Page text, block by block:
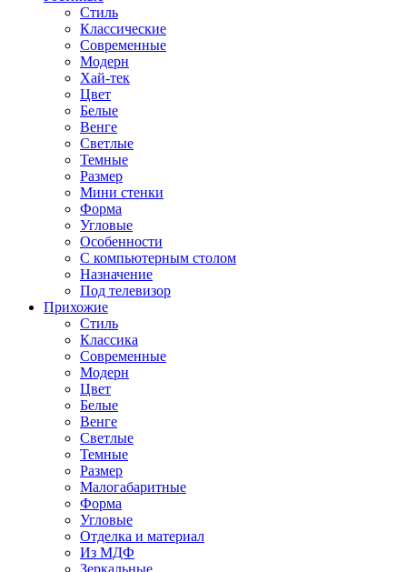
Стиль
Классические
Современные
Модерн
Хай-тек
Цвет
Белые
Венге
Светлые
Темные
Размер
Мини стенки
Форма
Угловые
Особенности
С компьютерным столом
Назначение
Под телевизор
Прихожие
Стиль
Классика
Современные
Модерн
Цвет
Белые
Венге
Светлые
Темные
Размер
Малогабаритные
Форма
Угловые
Отделка и материал
Из МДФ
Зеркальные